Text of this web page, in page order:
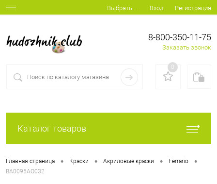
Выбрать... Вход Регистрация
8-800-350-11-75
Заказать звонок
0
Каталог товаров
Главная страница • Краски • Акриловые краски • Ferrario •
BA0095AO032